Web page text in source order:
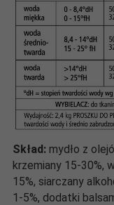
Skład: mydło z
krzemiany 15-30%,
15%, siarczany
1-5%, dodatki